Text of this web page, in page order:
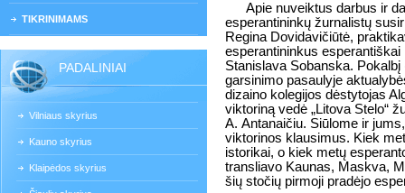
TIKRINIMAMS
PADALINIAI
Vilniaus skyrius
Kauno skyrius
Klaipėdos skyrius
Apie nuveiktus darbus ir
esperantininkų žurnalistų
Regina Dovidavičiūtė,
esperantininkus
Stanislava Sobanska.
garsinimo pasaulyje
dizaino kolegijos dėstytojas
viktoriną vedė „Litova Stelo“
A. Antanaičiu. Siūlome ir
viktorinos klausimus. Kiek
istorikai, o kiek metų
transliavo Kaunas, Maskva,
šių stočių pirmoji pradėjo